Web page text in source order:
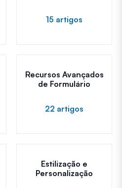
15 artigos
Recursos Avançados
de Formulário
22 artigos
Estilização e
Personalização